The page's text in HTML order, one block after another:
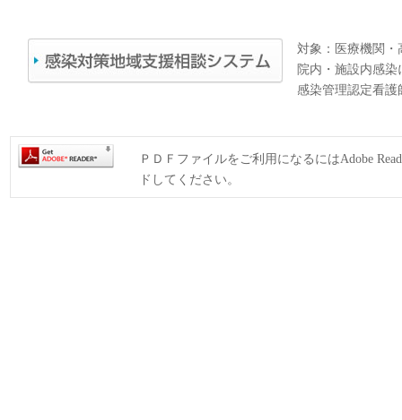
対象：医療機関・
院内・施設内感
感染管理認定看
ＰＤＦファイルをご利用になるにはAdobe
ドしてください。